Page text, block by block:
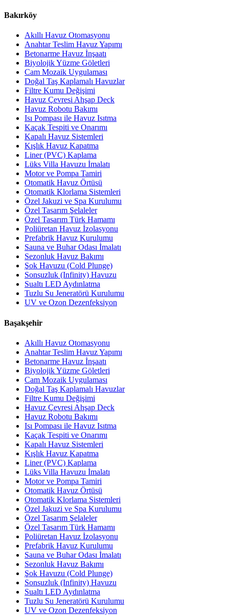
Bakırköy
Akıllı Havuz Otomasyonu
Anahtar Teslim Havuz Yapımı
Betonarme Havuz İnşaatı
Biyolojik Yüzme Göletleri
Cam Mozaik Uygulaması
Doğal Taş Kaplamalı Havuzlar
Filtre Kumu Değişimi
Havuz Çevresi Ahşap Deck
Havuz Robotu Bakımı
Isı Pompası ile Havuz Isıtma
Kaçak Tespiti ve Onarımı
Kapalı Havuz Sistemleri
Kışlık Havuz Kapatma
Liner (PVC) Kaplama
Lüks Villa Havuzu İmalatı
Motor ve Pompa Tamiri
Otomatik Havuz Örtüsü
Otomatik Klorlama Sistemleri
Özel Jakuzi ve Spa Kurulumu
Özel Tasarım Şelaleler
Özel Tasarım Türk Hamamı
Poliüretan Havuz İzolasyonu
Prefabrik Havuz Kurulumu
Sauna ve Buhar Odası İmalatı
Sezonluk Havuz Bakımı
Şok Havuzu (Cold Plunge)
Sonsuzluk (Infinity) Havuzu
Sualtı LED Aydınlatma
Tuzlu Su Jeneratörü Kurulumu
UV ve Ozon Dezenfeksiyon
Başakşehir
Akıllı Havuz Otomasyonu
Anahtar Teslim Havuz Yapımı
Betonarme Havuz İnşaatı
Biyolojik Yüzme Göletleri
Cam Mozaik Uygulaması
Doğal Taş Kaplamalı Havuzlar
Filtre Kumu Değişimi
Havuz Çevresi Ahşap Deck
Havuz Robotu Bakımı
Isı Pompası ile Havuz Isıtma
Kaçak Tespiti ve Onarımı
Kapalı Havuz Sistemleri
Kışlık Havuz Kapatma
Liner (PVC) Kaplama
Lüks Villa Havuzu İmalatı
Motor ve Pompa Tamiri
Otomatik Havuz Örtüsü
Otomatik Klorlama Sistemleri
Özel Jakuzi ve Spa Kurulumu
Özel Tasarım Şelaleler
Özel Tasarım Türk Hamamı
Poliüretan Havuz İzolasyonu
Prefabrik Havuz Kurulumu
Sauna ve Buhar Odası İmalatı
Sezonluk Havuz Bakımı
Şok Havuzu (Cold Plunge)
Sonsuzluk (Infinity) Havuzu
Sualtı LED Aydınlatma
Tuzlu Su Jeneratörü Kurulumu
UV ve Ozon Dezenfeksiyon